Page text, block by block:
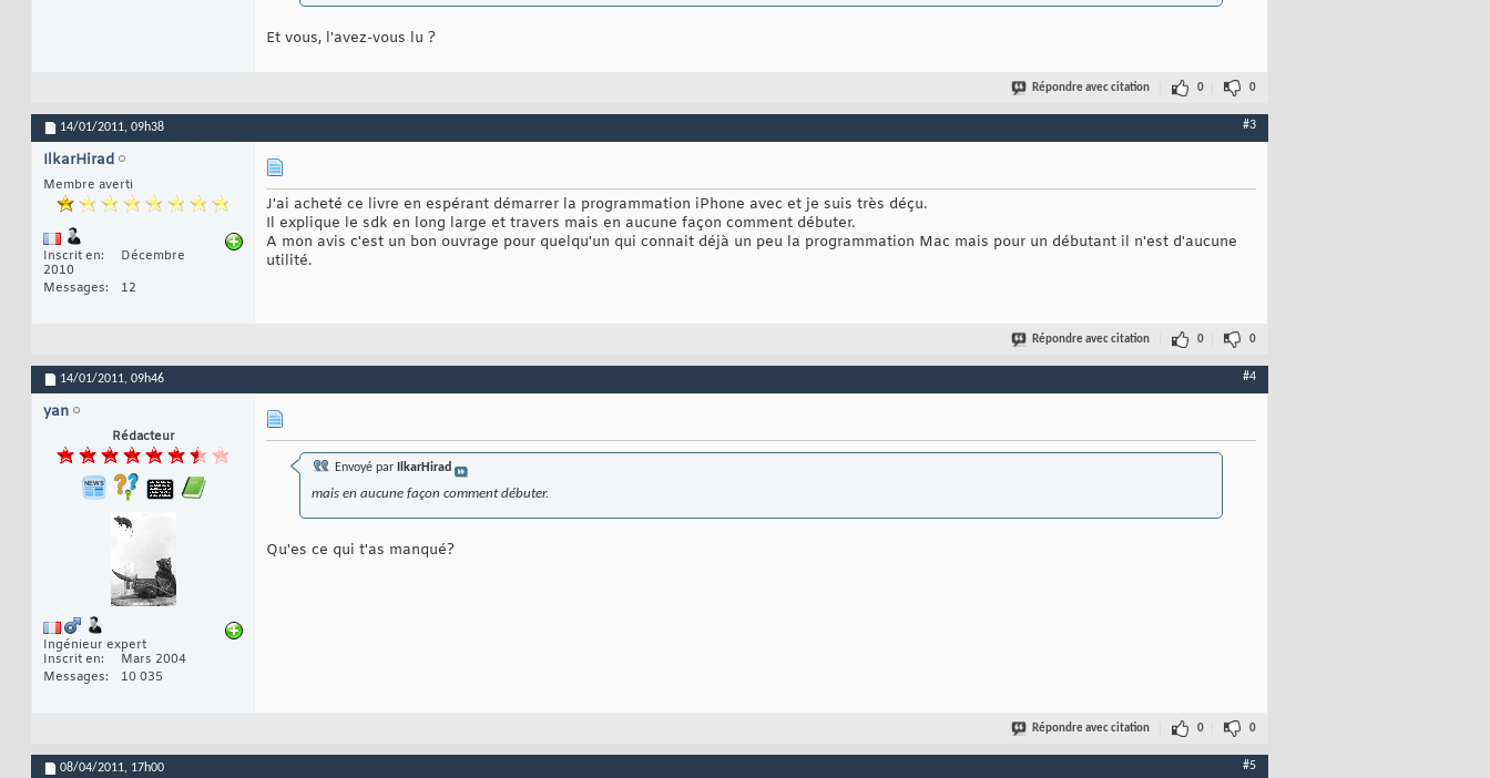
Et vous, l'avez-vous lu ?
Répondre avec citation 0 0
14/01/2011, 09h38 #3
IlkarHirad
Membre averti
Inscrit en
Décembre
2010
Messages
12
J'ai acheté ce livre en espérant démarrer la programmation iPhone avec et je suis très déçu.
Il explique le sdk en long large et travers mais en aucune façon comment débuter.
A mon avis c'est un bon ouvrage pour quelqu'un qui connait déjà un peu la programmation Mac mais pour un débutant il n'est d'aucune
utilité.
Répondre avec citation 0 0
14/01/2011, 09h46 #4
yan
Rédacteur
Ingénieur expert
Inscrit en
Mars 2004
Messages
10 035
Envoyé par IlkarHirad
mais en aucune façon comment débuter.
Qu'es ce qui t'as manqué?
Répondre avec citation 0 0
08/04/2011, 17h00 #5